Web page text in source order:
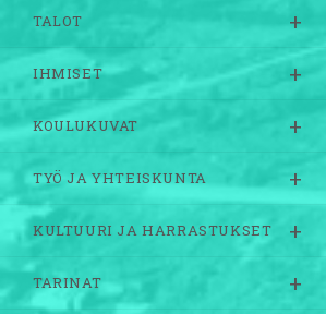
TALOT
IHMISET
KOULUKUVAT
TYÖ JA YHTEISKUNTA
KULTUURI JA HARRASTUKSET
TARINAT